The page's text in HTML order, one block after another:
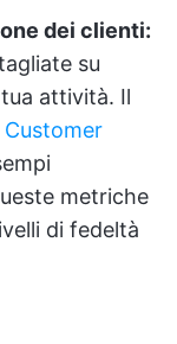
dei clienti:
su
attività. Il
Customer
metriche
di fedeltà